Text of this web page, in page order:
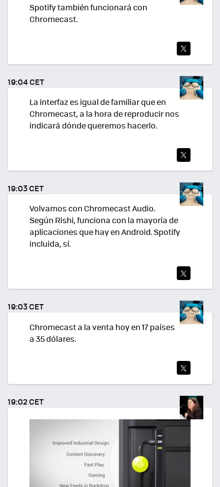
Spotify también funcionará con
Chromecast.
TEA
R
19:04 CET
La interfaz es igual de familiar que en
Chromecast, a la hora de reproducir nos
indicará dónde queremos hacerlo.
TEA
R
19:03 CET
Volvamos con Chromecast Audio.
Según Rishi, funciona con la mayoría de
aplicaciones que hay en Android. Spotify
incluida, sí.
TWI
TEA
R
19:03 CET
Chromecast a la venta hoy en 17 países
a 35 dólares.
TEA
R
19:02 CET